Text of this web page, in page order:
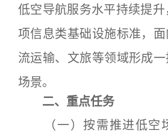
低空导航服务水平持续提
项信息类基础设施标准，
流运输、文旅等领域形成
场景。
二、重点任务
（一）按需推进低空